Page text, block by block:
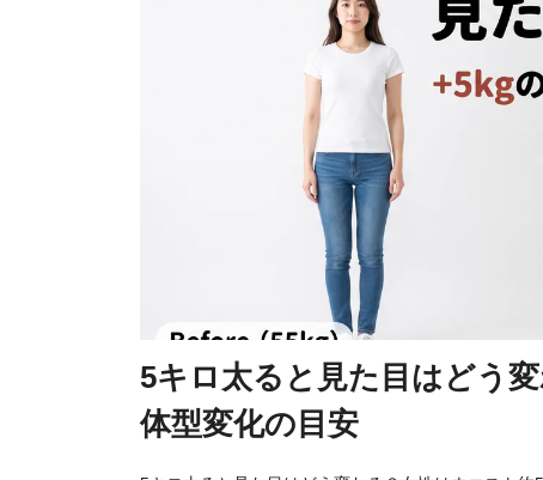
5キロ太ると見た目はどう
体型変化の目安